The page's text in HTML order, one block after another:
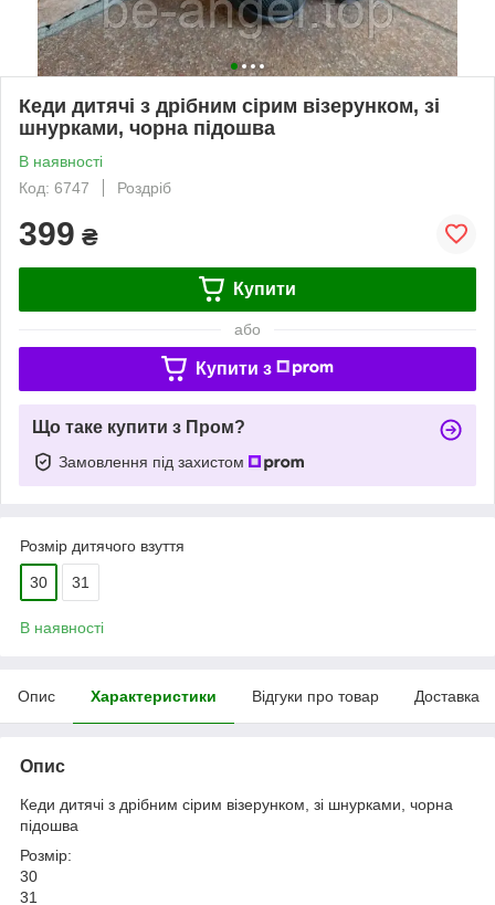
Кеди дитячі з дрібним сірим візерунком, зі
шнурками, чорна підошва
В наявності
Код: 6747
Роздріб
399 ₴
Купити
або
Купити з
Що таке купити з Пром?
Замовлення під захистом
Розмір дитячого взуття
30 31
В наявності
Опис Характеристики Відгуки про товар Доставка
Опис
Кеди дитячі з дрібним сірим візерунком, зі шнурками, чорна
підошва
Розмір:
30
31